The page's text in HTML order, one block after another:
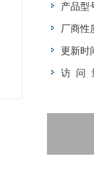
产品型
厂商性
更新时
访 问